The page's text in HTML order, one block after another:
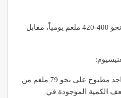
ويحتاج الرجال البالغون إلى نحو 400-420 ملغم يومياً، مقابل
1. الأرز البني: يحتوي كوب واحد مطبوخ على نحو 79 ملغم من
الكمية الموجودة في